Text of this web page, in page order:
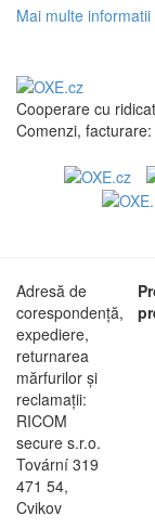
Mai multe informatii
Cooperare cu
Comenzi, facturare:
Adresă de
corespondență,
expediere,
returnarea
mărfurilor și
reclamații:
RICOM
secure s.r.o.
Tovární 319
471 54,
Cvikov